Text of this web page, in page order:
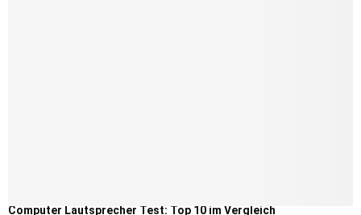
Computer Lautsprecher Test: Top 10 im Vergleich